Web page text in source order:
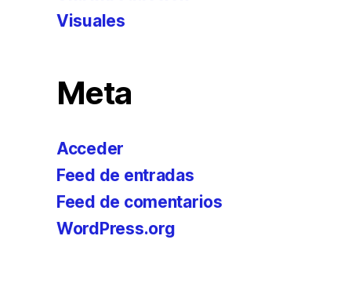
Visuales
Meta
Acceder
Feed de entradas
Feed de comentarios
WordPress.org